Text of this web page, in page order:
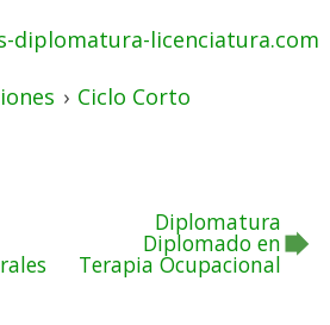
diplomatura-licenciatura.com
› Ciclo Corto
Diplomatura
Diplomado en
Terapia Ocupacional